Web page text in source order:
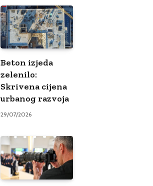
Beton izjeda
zelenilo:
Skrivena cijena
urbanog razvoja
29/07/2026